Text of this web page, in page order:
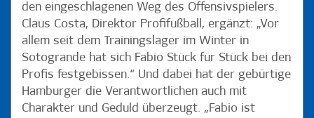
den eingeschlagenen Weg des Offensivspielers.
Claus Costa, Direktor Profifußball, ergänzt: „Vor
allem seit dem Trainingslager im Winter in
Sotogrande hat sich Fabio Stück für Stück bei den
Profis festgebissen.“ Und dabei hat der gebürtige
Hamburger die Verantwortlichen auch mit
Charakter und Geduld überzeugt. „Fabio ist